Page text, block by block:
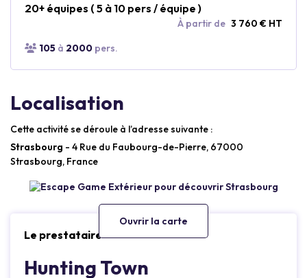
20+ équipes ( 5 à 10 pers / équipe )
À partir de 3 760 € HT
105 à 2000 pers.
Localisation
Cette activité se déroule à l’adresse suivante :
Strasbourg - 4 Rue du Faubourg-de-Pierre, 67000
Strasbourg, France
Ouvrir la carte
Le prestataire
Hunting Town